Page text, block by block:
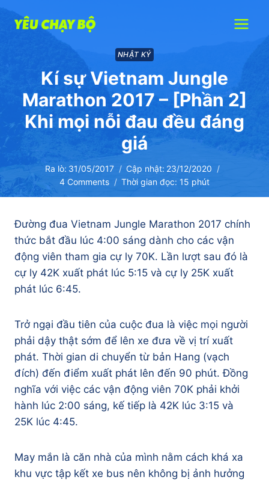
Skip
NHẬT KÝ
Kí sự Vietnam Jungle
Marathon 2017 – [Phần 2]
Khi mọi nỗi đau đều đáng
giá
Ra lò: 31/05/2017 Cập nhật: 23/12/2020
4 Comments
Thời gian đọc: 15 phút
Đường đua Vietnam Jungle Marathon 2017 chính
thức bắt đầu lúc 4:00 sáng dành cho các vận
động viên tham gia cự ly 70K. Lần lượt sau đó là
cự ly 42K xuất phát lúc 5:15 và cự ly 25K xuất
phát lúc 6:45.
Trở ngại đầu tiên của cuộc đua là việc mọi người
phải dậy thật sớm để lên xe đưa về vị trí xuất
phát. Thời gian di chuyển từ bản Hang (vạch
đích) đến điểm xuất phát lên đến 90 phút. Đồng
nghĩa với việc các vận động viên 70K phải khởi
hành lúc 2:00 sáng, kế tiếp là 42K lúc 3:15 và
25K lúc 4:45.
May mắn là căn nhà của mình nằm cách khá xa
khu vực tập kết xe bus nên không bị ảnh hưởng